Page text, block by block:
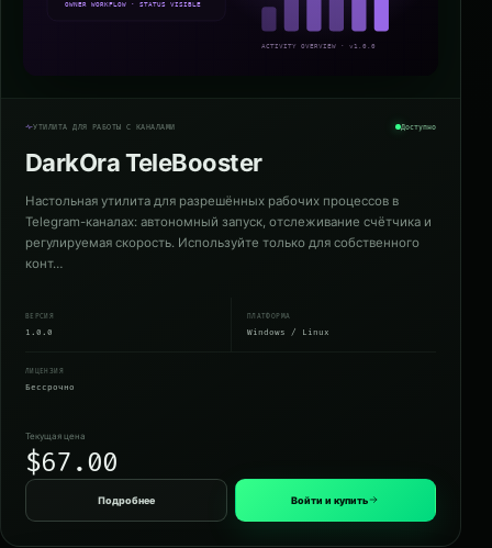
УТИЛИТА ДЛЯ РАБОТЫ С КАНАЛАМИ Доступно
DarkOra TeleBooster
Настольная утилита для разрешённых рабочих процессов в
Telegram-каналах: автономный запуск, отслеживание счётчика и
регулируемая скорость. Используйте только для собственного
конт…
ВЕРСИЯ
1.0.0
ПЛАТФОРМА
Windows / Linux
ЛИЦЕНЗИЯ
Бессрочно
Текущая цена
$67.00
Подробнее Войти и купить